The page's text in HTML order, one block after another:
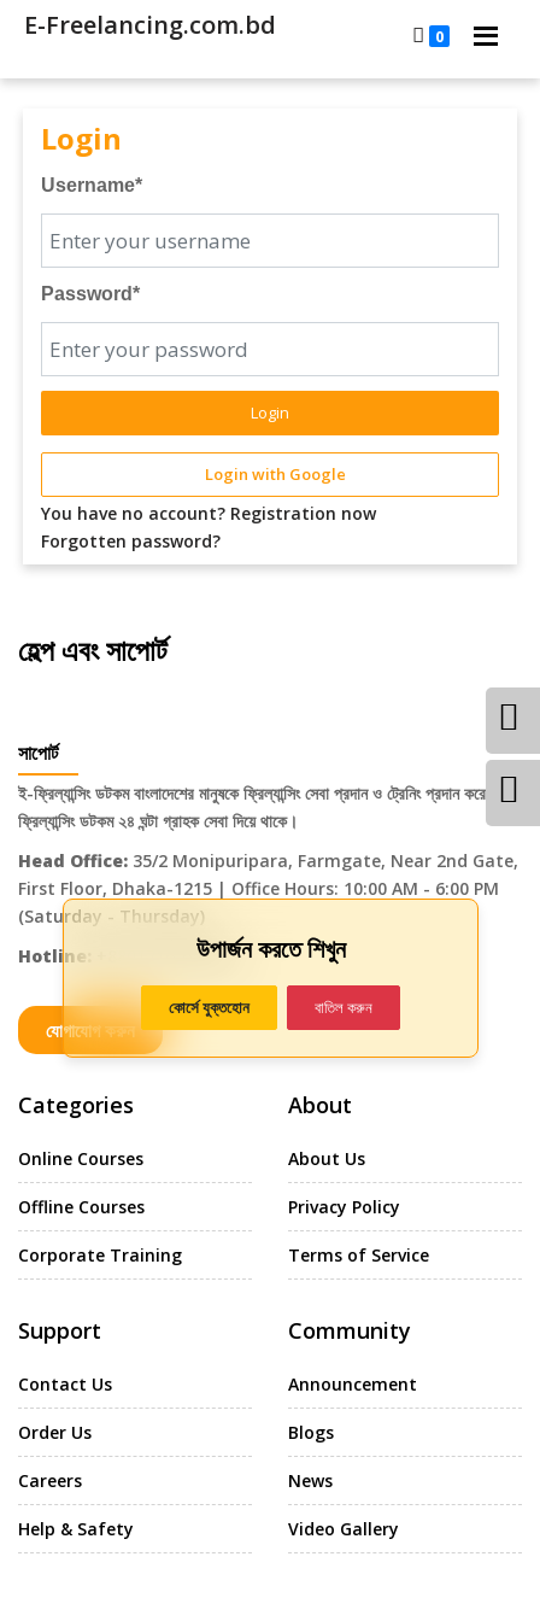
E-Freelancing.com.bd 0
Login
Username*
Password*
Login
Login with Google
You have no account? Registration now
Forgotten password?
হেল্প এবং সাপোর্ট
সাপোর্ট
ই-ফ্রিল্যান্সিং ডটকম বাংলাদেশের মানুষকে ফ্রিল্যান্সিং সেবা প্রদান ও ট্রেনিং প্রদান করে। ই-
ফ্রিল্যান্সিং ডটকম ২৪ ঘন্টা গ্রাহক সেবা দিয়ে থাকে।
Head Office: 35/2 Monipuripara, Farmgate, Near 2nd Gate,
First Floor, Dhaka-1215 | Office Hours: 10:00 AM - 6:00 PM
(Saturday - Thursday)
Hotline:
+8801716-648499
যোগাযোগ করুন
Categories
Online Courses
Offline Courses
Corporate Training
About
About Us
Privacy Policy
Terms of Service
Support
Contact Us
Order Us
Careers
Help & Safety
Community
Announcement
Blogs
News
Video Gallery
উপার্জন করতে শিখুন
কোর্সে যুক্তহোন বাতিল করুন